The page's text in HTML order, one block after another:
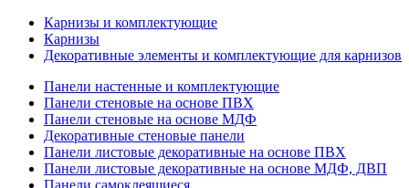
Карнизы и комплектующие
Карнизы
Декоративные элементы и комплектующие для карнизов
Панели настенные и комплектующие
Панели стеновые на основе ПВХ
Панели стеновые на основе МДФ
Декоративные стеновые панели
Панели листовые декоративные на основе ПВХ
Панели листовые декоративные на основе МДФ, ДВП
Панели самоклеящиеся